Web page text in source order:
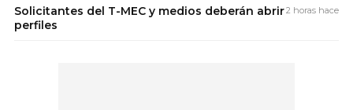
Solicitantes del T-MEC y medios deberán abrir
perfiles
2 horas hace